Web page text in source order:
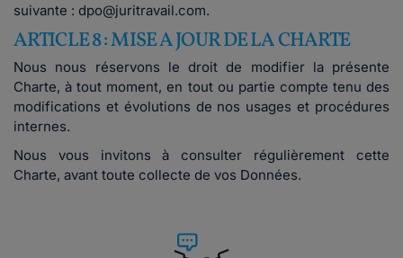
suivante : dpo@juritravail.com.
ARTICLE 8 : MISE A JOUR DE LA CHARTE
Nous nous réservons le droit de modifier la présente
Charte, à tout moment, en tout ou partie compte tenu des
modifications et évolutions de nos usages et procédures
internes.
Nous vous invitons à consulter régulièrement cette
Charte, avant toute collecte de vos Données.